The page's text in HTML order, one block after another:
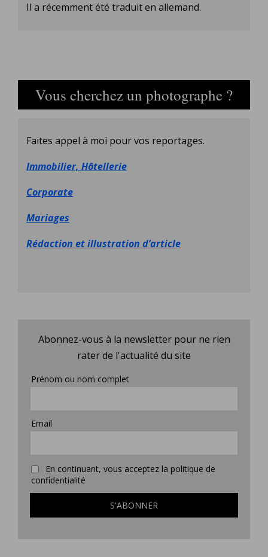
Il a récemment été traduit en allemand.
Vous cherchez un photographe ?
Faites appel à moi pour vos reportages.
Immobilier, Hôtellerie
Corporate
Mariages
Rédaction et illustration d’article
Abonnez-vous à la newsletter pour ne rien
rater de l'actualité du site
Prénom ou nom complet
Email
En continuant, vous acceptez la politique de
confidentialité